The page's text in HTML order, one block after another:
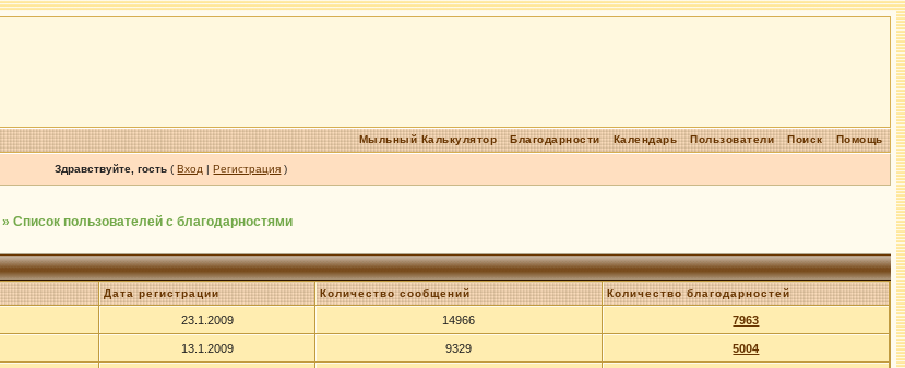
Помощь
Поиск
Пользователи
Календарь
Благодарности
Мыльный Калькулятор
Здравствуйте, гость (Вход |Регистрация )
» Список пользователей с благодарностями
Дата регистрации Количество сообщений Количество благодарностей
23.1.2009 14966 7963
13.1.2009 9329 5004